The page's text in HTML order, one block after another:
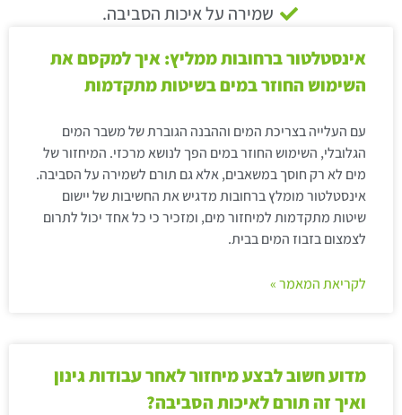
שמירה על איכות הסביבה.
אינסטלטור ברחובות ממליץ: איך למקסם את
השימוש החוזר במים בשיטות מתקדמות
עם העלייה בצריכת המים וההבנה הגוברת של משבר המים
הגלובלי, השימוש החוזר במים הפך לנושא מרכזי. המיחזור של
מים לא רק חוסך במשאבים, אלא גם תורם לשמירה על הסביבה.
אינסטלטור מומלץ ברחובות מדגיש את החשיבות של יישום
שיטות מתקדמות למיחזור מים, ומזכיר כי כל אחד יכול לתרום
לצמצום בזבוז המים בבית.
לקריאת המאמר »
מדוע חשוב לבצע מיחזור לאחר עבודות גינון
ואיך זה תורם לאיכות הסביבה?